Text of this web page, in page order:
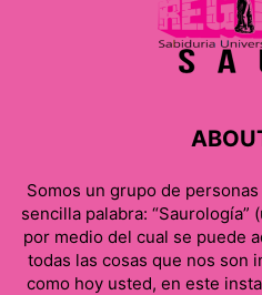
Somos un grupo de
sencilla palabra:
por medio del cual se puede
todas las cosas que nos son
como hoy usted, en este